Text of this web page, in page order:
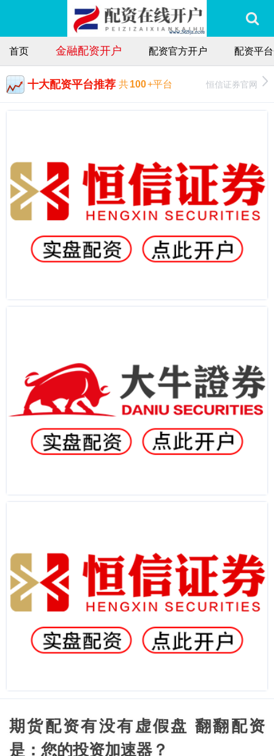
首页 金融配资开户 配资官方开户 配资平
十大配资平台推荐 共100+平台 恒信证券官网
期货配资有没有虚假盘 翻翻配资
是：您的投资加速器？